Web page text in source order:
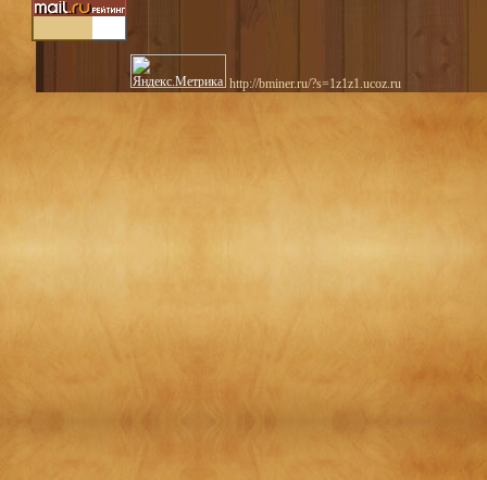
http://bminer.ru/?s=1z1z1.ucoz.ru